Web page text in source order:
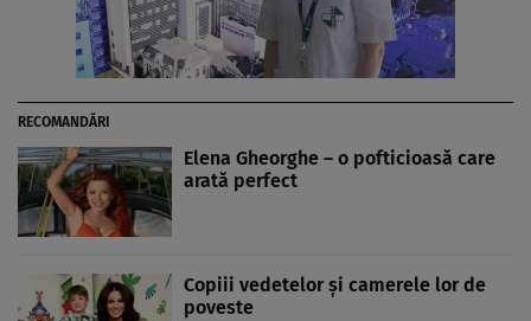
RECOMANDĂRI
Elena Gheorghe – o pofticioasă care
arată perfect
Copiii vedetelor şi camerele lor de
poveste